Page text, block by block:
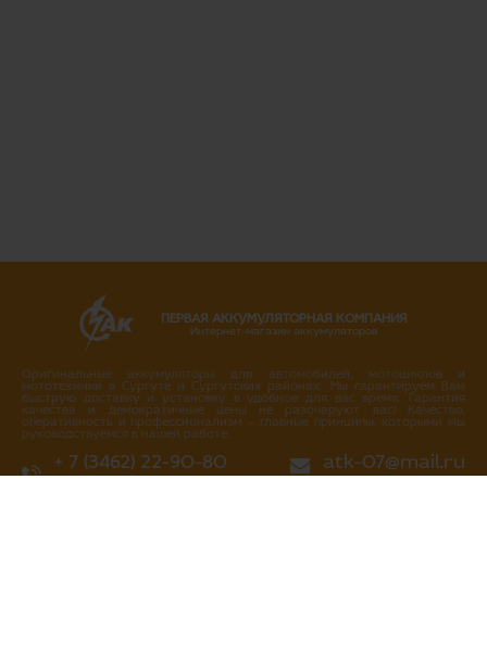
ПЕРВАЯ АККУМУЛЯТОРНАЯ КОМПАНИЯ
Интернет-магазин аккумуляторов
Оригинальные аккумуляторы для автомобилей, мотоциклов и
мототехники в Сургуте и Сургутских районах. Мы гарантируем Вам
быструю доставку и установку в удобное для вас время. Гарантия
качества и демократичные цены не разочаруют вас! Качество,
оперативность и профессионализм – главные принципы, которыми мы
руководствуемся в нашей работе.
+ 7 (3462) 22-90-80
atk-07@mail.ru